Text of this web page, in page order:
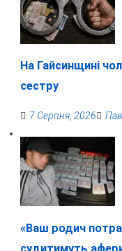
На Гайсинщині
сестру
7 Серпня, 2026
«Ваш родич